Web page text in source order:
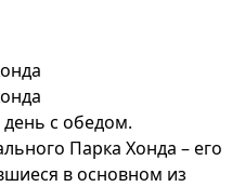
с обедом.
Парка Хонда – его
в основном из